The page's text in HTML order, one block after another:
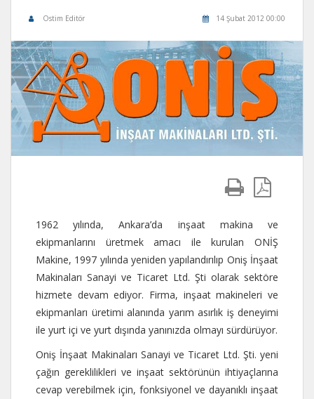
Ostim Editör 14 Şubat 2012 00:00
1962 yılında, Ankara’da inşaat makina ve
ekipmanlarını üretmek amacı ile kurulan ONİŞ
Makine, 1997 yılında yeniden yapılandırılıp Oniş İnşaat
Makinaları Sanayi ve Ticaret Ltd. Şti olarak sektöre
hizmete devam ediyor. Firma, inşaat makineleri ve
ekipmanları üretimi alanında yarım asırlık iş deneyimi
ile yurt içi ve yurt dışında yanınızda olmayı sürdürüyor.
Oniş İnşaat Makinaları Sanayi ve Ticaret Ltd. Şti. yeni
çağın gereklilikleri ve inşaat sektörünün ihtiyaçlarına
cevap verebilmek için, fonksiyonel ve dayanıklı inşaat